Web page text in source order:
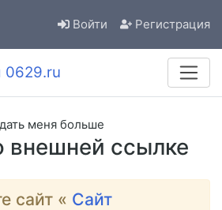
Войти Регистрация
0629.ru
внешней ссылке
меня больше
сайт « Сайт